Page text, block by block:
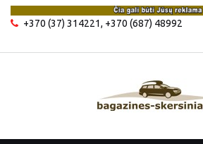
+370 (37) 314221, +370 (687) 48992